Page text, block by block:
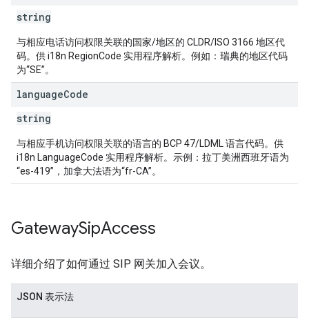
string
与相应电话访问权限关联的国家/地区的 CLDR/ISO 3166 地区代
码。供 i18n RegionCode 实用程序解析。例如：瑞典的地区代码
为“SE”。
languageCode
string
与相应手机访问权限关联的语言的 BCP 47/LDML 语言代码。供
i18n LanguageCode 实用程序解析。示例：拉丁美洲西班牙语为
“es-419”，加拿大法语为“fr-CA”。
GatewaySipAccess
详细介绍了如何通过 SIP 网关加入会议。
JSON 表示法